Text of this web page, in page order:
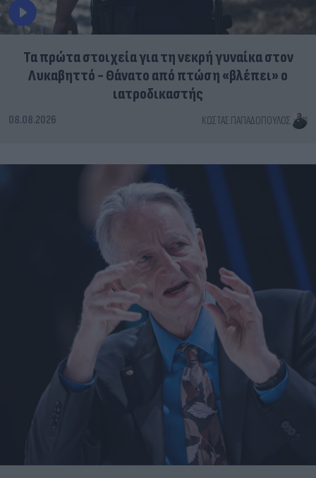
Τα πρώτα στοιχεία για τη νεκρή γυναίκα στον
Λυκαβηττό - Θάνατο από πτώση «βλέπει» ο
ιατροδικαστής
08.08.2026 ΚΏΣΤΑΣ ΠΑΠΑΔΌΠΟΥΛΟΣ